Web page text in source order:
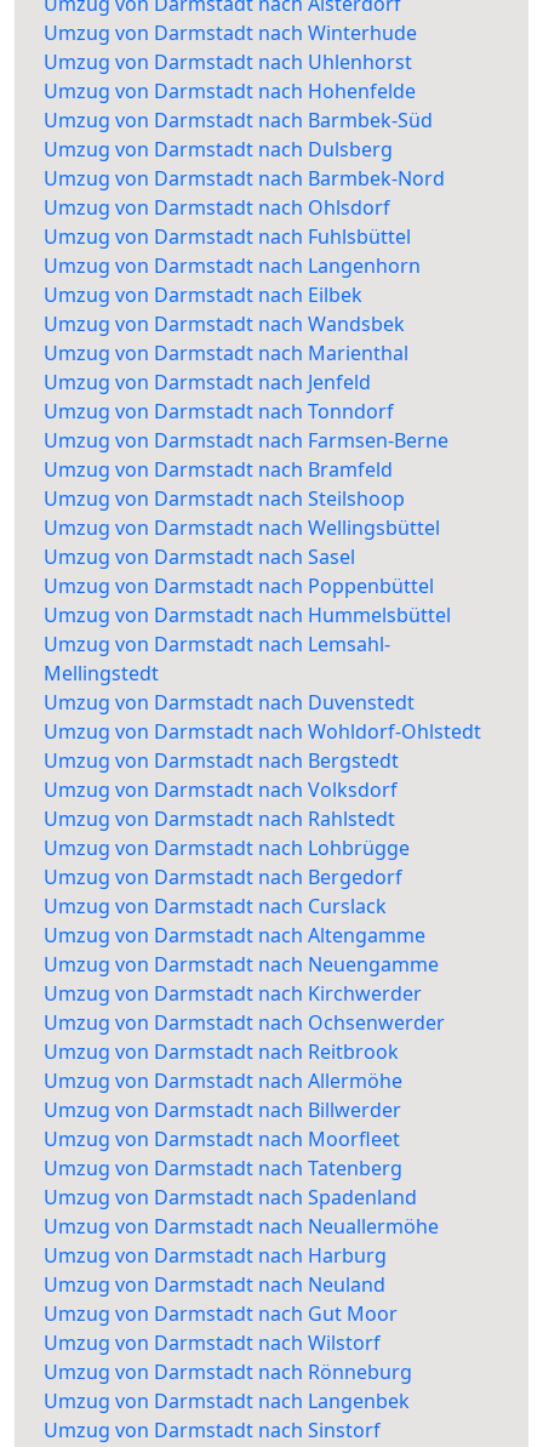
Umzug von Darmstadt nach Winterhude
Umzug von Darmstadt nach Uhlenhorst
Umzug von Darmstadt nach Hohenfelde
Umzug von Darmstadt nach Barmbek-Süd
Umzug von Darmstadt nach Dulsberg
Umzug von Darmstadt nach Barmbek-Nord
Umzug von Darmstadt nach Ohlsdorf
Umzug von Darmstadt nach Fuhlsbüttel
Umzug von Darmstadt nach Langenhorn
Umzug von Darmstadt nach Eilbek
Umzug von Darmstadt nach Wandsbek
Umzug von Darmstadt nach Marienthal
Umzug von Darmstadt nach Jenfeld
Umzug von Darmstadt nach Tonndorf
Umzug von Darmstadt nach Farmsen-Berne
Umzug von Darmstadt nach Bramfeld
Umzug von Darmstadt nach Steilshoop
Umzug von Darmstadt nach Wellingsbüttel
Umzug von Darmstadt nach Sasel
Umzug von Darmstadt nach Poppenbüttel
Umzug von Darmstadt nach Hummelsbüttel
Umzug von Darmstadt nach Lemsahl-
Mellingstedt
Umzug von Darmstadt nach Duvenstedt
Umzug von Darmstadt nach Wohldorf-Ohlstedt
Umzug von Darmstadt nach Bergstedt
Umzug von Darmstadt nach Volksdorf
Umzug von Darmstadt nach Rahlstedt
Umzug von Darmstadt nach Lohbrügge
Umzug von Darmstadt nach Bergedorf
Umzug von Darmstadt nach Curslack
Umzug von Darmstadt nach Altengamme
Umzug von Darmstadt nach Neuengamme
Umzug von Darmstadt nach Kirchwerder
Umzug von Darmstadt nach Ochsenwerder
Umzug von Darmstadt nach Reitbrook
Umzug von Darmstadt nach Allermöhe
Umzug von Darmstadt nach Billwerder
Umzug von Darmstadt nach Moorfleet
Umzug von Darmstadt nach Tatenberg
Umzug von Darmstadt nach Spadenland
Umzug von Darmstadt nach Neuallermöhe
Umzug von Darmstadt nach Harburg
Umzug von Darmstadt nach Neuland
Umzug von Darmstadt nach Gut Moor
Umzug von Darmstadt nach Wilstorf
Umzug von Darmstadt nach Rönneburg
Umzug von Darmstadt nach Langenbek
Umzug von Darmstadt nach Sinstorf